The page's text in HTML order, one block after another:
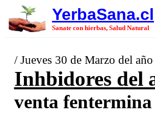
YerbaSana.cl
Sanate con hierbas, Salud Natural
/ Jueves 30 de Marzo del
Inhbidores del
venta